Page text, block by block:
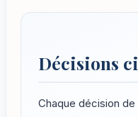
Décisions
Chaque décision